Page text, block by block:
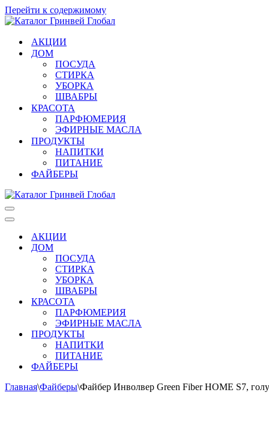
Перейти к содержимому
АКЦИИ
ДОМ
ПОСУДА
СТИРКА
УБОРКА
ШВАБРЫ
КРАСОТА
ПАРФЮМЕРИЯ
ЭФИРНЫЕ МАСЛА
ПРОДУКТЫ
НАПИТКИ
ПИТАНИЕ
ФАЙБЕРЫ
Меню
навигации
Меню
навигацииАКЦИИ
ДОМ
ПОСУДА
СТИРКА
УБОРКА
ШВАБРЫ
КРАСОТА
ПАРФЮМЕРИЯ
ЭФИРНЫЕ МАСЛА
ПРОДУКТЫ
НАПИТКИ
ПИТАНИЕ
ФАЙБЕРЫ
Главная\Файберы\Файбер Инволвер Green Fiber HOME S7,